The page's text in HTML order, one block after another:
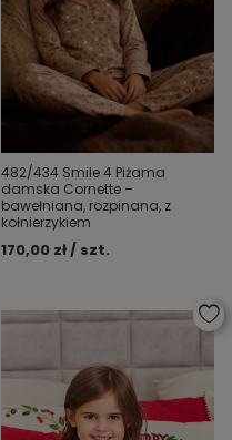
482/434 Smile 4 Piżama
damska Cornette –
bawełniana, rozpinana, z
kołnierzykiem
170,00 zł / szt.